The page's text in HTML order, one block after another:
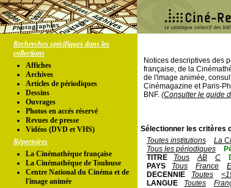
Recherches spécifiques dans les
collections
Affiches
Archives
Articles de périodiques
Dessins
Ouvrages
Photos en accés réservé
Revues de presse
Vidéos (DVD et VHS)
Répertoires
La Cinémathèque française
La Cinémathèque de Toulouse
Centre National du Cinéma et de
l'image animée
Notices descriptives des
française, de la
de l'image animée,
Cinémagazine et Paris-
BNF. (Consulter le guide
Sélectionner les critères
Toutes institutions
La
Tous les périodiques
TITRE
Tous AB C
PAYS
Tous France
DECENNIE
Toutes
LANGUE
Toutes